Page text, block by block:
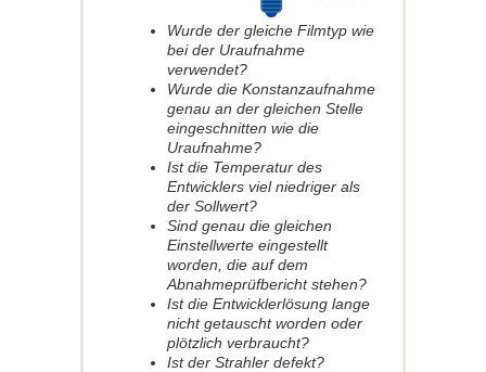
Wurde der gleiche Filmtyp wie
bei der Uraufnahme
verwendet?
Wurde die Konstanzaufnahme
genau an der gleichen Stelle
eingeschnitten wie die
Uraufnahme?
Ist die Temperatur des
Entwicklers viel niedriger als
der Sollwert?
Sind genau die gleichen
Einstellwerte eingestellt
worden, die auf dem
Abnahmeprüfbericht stehen?
Ist die Entwicklerlösung lange
nicht getauscht worden oder
plötzlich verbraucht?
Ist der Strahler defekt?